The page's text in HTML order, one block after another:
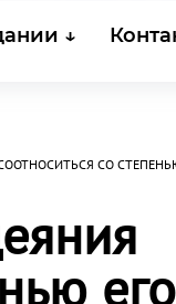
↓
СО
его